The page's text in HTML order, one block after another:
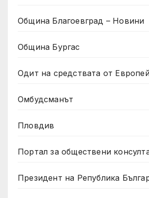
Община Благоевград – Новини
Община Бургас
Одит на средствата от
Омбудсманът
Пловдив
Портал за обществени
Президент на Република